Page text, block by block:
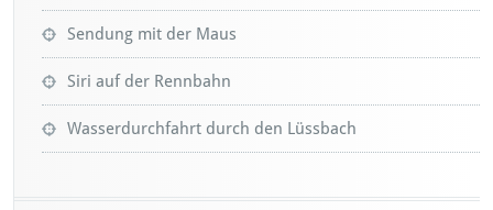
Sendung mit der Maus
Siri auf der Rennbahn
Wasserdurchfahrt durch den Lüssbach